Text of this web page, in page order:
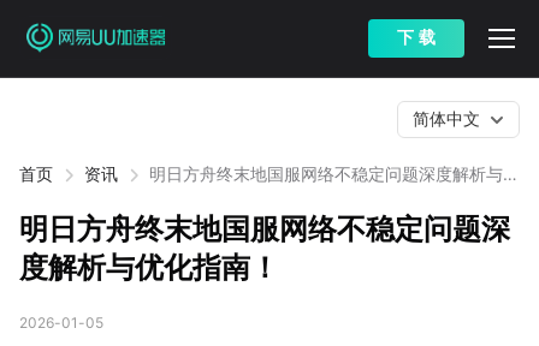
下 载
首页 资讯
明日方舟终末地国服网络不稳定问题深度解析与优
简体中文
明日方舟终末地国服网络不稳定问题深
度解析与优化指南！
2026-01-05